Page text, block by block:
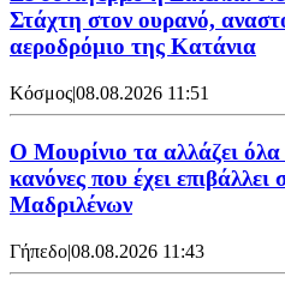
Στάχτη στον ουρανό,
αεροδρόμιο της Κατάνια
Κόσμος|08.08.2026 11:51
Ο Μουρίνιο τα αλλάζει
κανόνες που έχει
Μαδριλένων
Γήπεδο|08.08.2026 11:43